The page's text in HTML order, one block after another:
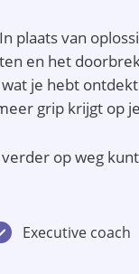
plaats van
en het
je hebt
grip krijgt op
op weg
Executive coach